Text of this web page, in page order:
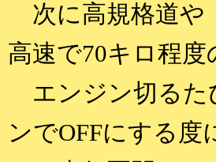
次に高規格道や
高速で70キロ程
エンジン切るた
ンでOFFにする